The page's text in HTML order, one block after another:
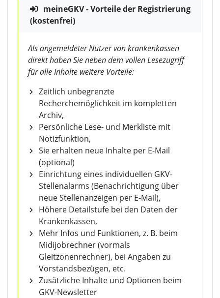
meineGKV - Vorteile der Registrierung
(kostenfrei)
Als angemeldeter Nutzer von krankenkassen
direkt haben Sie neben dem vollen Lesezugriff
für alle Inhalte weitere Vorteile:
Zeitlich unbegrenzte
Recherchemöglichkeit im kompletten
Archiv,
Persönliche Lese- und Merkliste mit
Notizfunktion,
Sie erhalten neue Inhalte per E-Mail
(optional)
Einrichtung eines individuellen GKV-
Stellenalarms (Benachrichtigung über
neue Stellenanzeigen per E-Mail),
Höhere Detailstufe bei den Daten der
Krankenkassen,
Mehr Infos und Funktionen, z. B. beim
Midijobrechner (vormals
Gleitzonenrechner), bei Angaben zu
Vorstandsbezügen, etc.
Zusätzliche Inhalte und Optionen beim
GKV-Newsletter